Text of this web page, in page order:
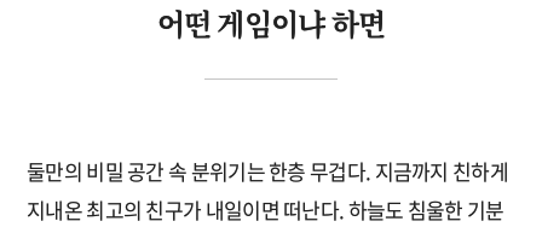
어떤 게임이냐 하면
둘만의 비밀 공간 속 분위기는 한층 무겁다. 지금까지 친하게
지내온 최고의 친구가 내일이면 떠난다. 하늘도 침울한 기분